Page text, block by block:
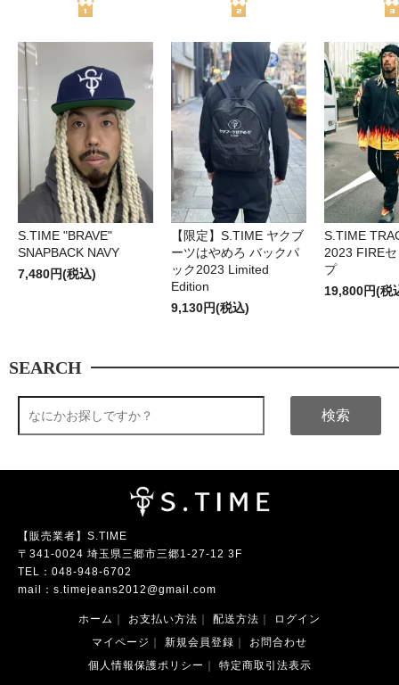
S.TIME "BRAVE"
SNAPBACK NAVY
7,480円(税込)
【限定】S.TIME ヤクブ
ーツはやめろ バックパ
ック2023 Limited
Edition
9,130円(税込)
S.TIME
2023 FIRE
プ
19,800円(税
SEARCH
検索
【販売業者】S.TIME
〒341-0024 埼玉県三郷市三郷1-27-12 3F
TEL： 048-948-6702
mail： s.timejeans2012@gmail.com
ホーム お支払い方法 配送方法
ログイン
マイページ
新規会員登録
お問合わせ
個人情報保護ポリシー
特定商取引法表示